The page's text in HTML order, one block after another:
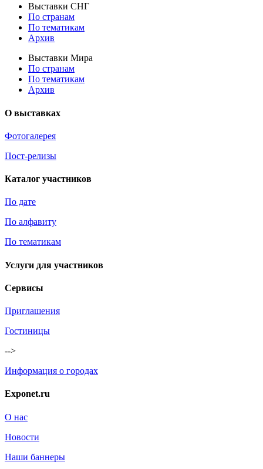
Выставки СНГ
По странам
По тематикам
Архив
Выставки Мира
По странам
По тематикам
Архив
О выставках
Фотогалерея
Пост-релизы
Каталог участников
По дате
По алфавиту
По тематикам
Услуги для участников
Сервисы
Приглашения
Гостиницы
-->
Информация о городах
Exponet.ru
О нас
Новости
Наши баннеры